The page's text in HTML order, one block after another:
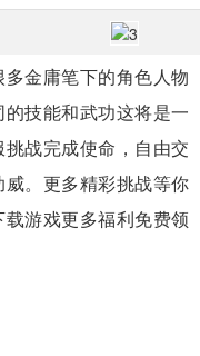
棋牌游戏
卡牌战略
金庸笔下的角色人物
技能和武功这将是一
战完成使命，自由交
。更多精彩挑战等你
游戏更多福利免费领